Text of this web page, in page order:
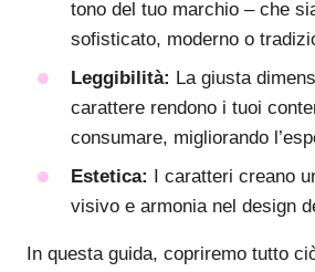
tono del tuo marchio – che
sofisticato, moderno o
Leggibilità: La giusta
carattere rendono i tuoi
consumare, migliorando
Estetica:
I caratteri creano
visivo e armonia nel design
In questa guida, copriremo tutto